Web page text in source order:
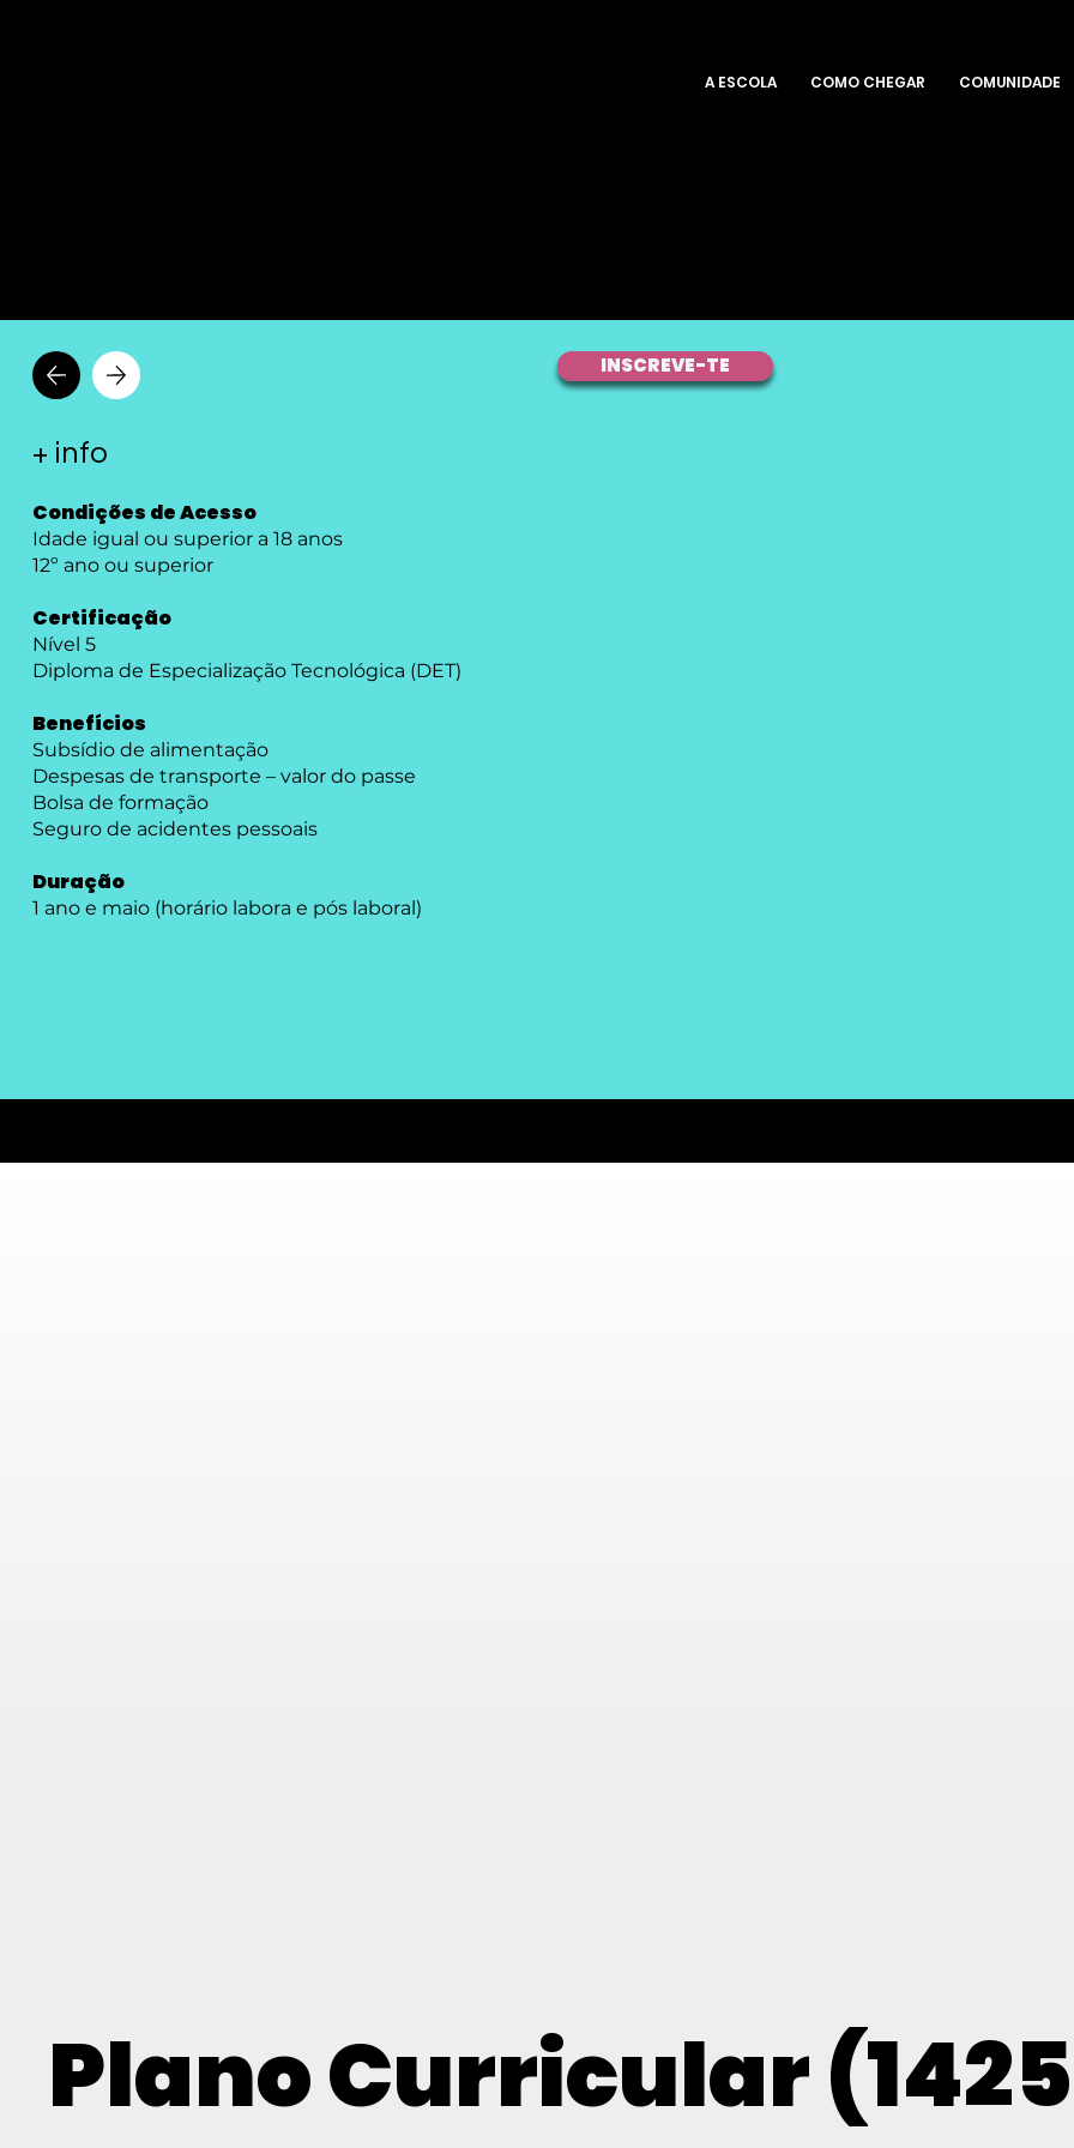
A ESCOLA COMO CHEGAR COMUNIDADE
+ info
Condições de Acesso
Idade igual ou superior a 18 anos
12º ano ou superior
Certificação
Nível 5
Diploma de Especialização Tecnológica (DET)
Benefícios
Subsídio de alimentação
Despesas de transporte – valor do passe
Bolsa de formação
Seguro de acidentes pessoais
Duração
1 ano e maio (horário labora e pós laboral)
INSCREVE-TE
Plano Curricular